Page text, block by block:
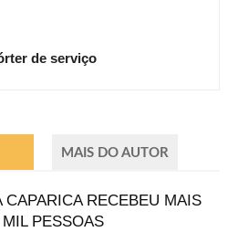
de serviço
MAIS DO AUTOR
CAPARICA RECEBEU MAIS
PESSOAS